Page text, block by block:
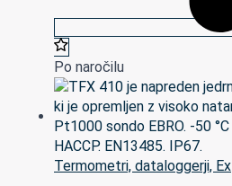
Po naročilu
Termometri, dataloggerji, Ex